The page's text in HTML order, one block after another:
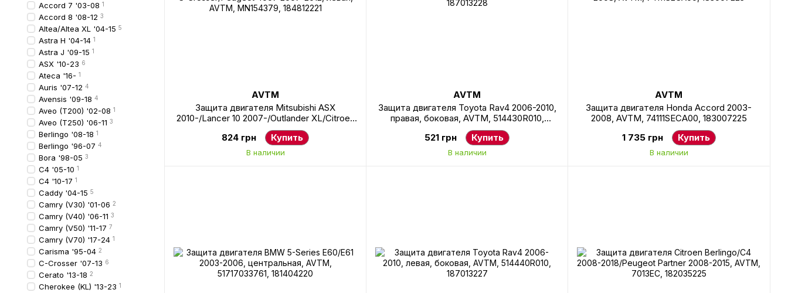
AVTM
Защита двигателя Mitsubishi ASX
2010-/Lancer 10 2007-/Outlander XL/Citroen
C-Crosser/Peugeot 4007 2007-2012, левая,
AVTM, MN154379, 184812221
824 грн Купить
В наличии
AVTM
Защита двигателя Toyota Rav4 2006-2010,
правая, боковая, AVTM, 514430R010,
187013228
521 грн Купить
В наличии
AVTM
Защита двигателя Honda Accord 2003-
2008, AVTM, 74111SECA00, 183007225
1 735 грн
Купить
В наличии
Accord 7 '03-08 1
Accord 8 '08-12 3
Altea/Altea XL '04-15 5
Astra H '04-14 1
Astra J '09-15 1
ASX '10-23 6
Ateca '16- 1
Auris '07-12 4
Avensis '09-18 4
Aveo (T200) '02-08 1
Aveo (T250) '06-11 3
Berlingo '08-18 1
Berlingo '96-07 4
Bora '98-05 3
C4 '05-10 1
C4 '10-17 1
Caddy '04-15 5
Camry (V30) '01-06 2
Camry (V40) '06-11 3
Camry (V50) '11-17 7
Camry (V70) '17-24 1
Carisma '95-04 2
C-Crosser '07-13 6
Cerato '13-18 2
Cherokee (KL) '13-23 1